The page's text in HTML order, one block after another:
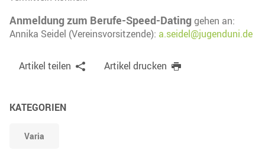
Anmeldung zum Berufe-Speed-Datinggehen an:
Annika Seidel (Vereinsvorsitzende): a.seidel@jugenduni.de
Artikel teilen Artikel drucken
KATEGORIEN
Varia